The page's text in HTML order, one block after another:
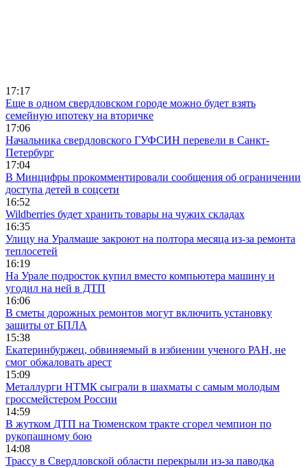
17:17
Еще в одном свердловском городе можно будет взять
семейную ипотеку на вторичке
17:06
Начальника свердловского ГУФСИН перевели в Санкт-
Петербург
17:04
В Минцифры прокомментировали сообщения об ограничении
доступа детей в соцсети
16:52
Wildberries будет хранить товары на чужих складах
16:35
Улицу на Уралмаше закроют на полтора месяца из-за ремонта
теплосетей
16:19
На Урале подросток купил вместо компьютера машину и
угодил на ней в ДТП
16:06
В сметы дорожных ремонтов могут включить установку
защиты от БПЛА
15:38
Екатеринбуржец, обвиняемый в избиении ученого РАН, не
смог обжаловать арест
15:09
Металлурги НТМК сыграли в шахматы с самым молодым
гроссмейстером России
14:59
В жутком ДТП на Тюменском тракте сгорел чемпион по
рукопашному бою
14:08
Трассу в Свердловской области перекрыли из-за паводка